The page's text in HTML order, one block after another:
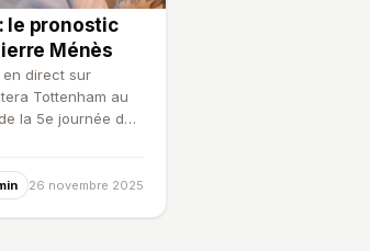
le pronostic
Ménès
en direct sur
Tottenham au
la 5e journée de
26 novembre 2025